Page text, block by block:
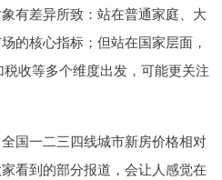
有差异所致：站在普通家庭、大
的核心指标；但站在国家层面，
收等多个维度出发，可能更关注
国一二三四线城市新房价格相对
看到的部分报道，会让人感觉在